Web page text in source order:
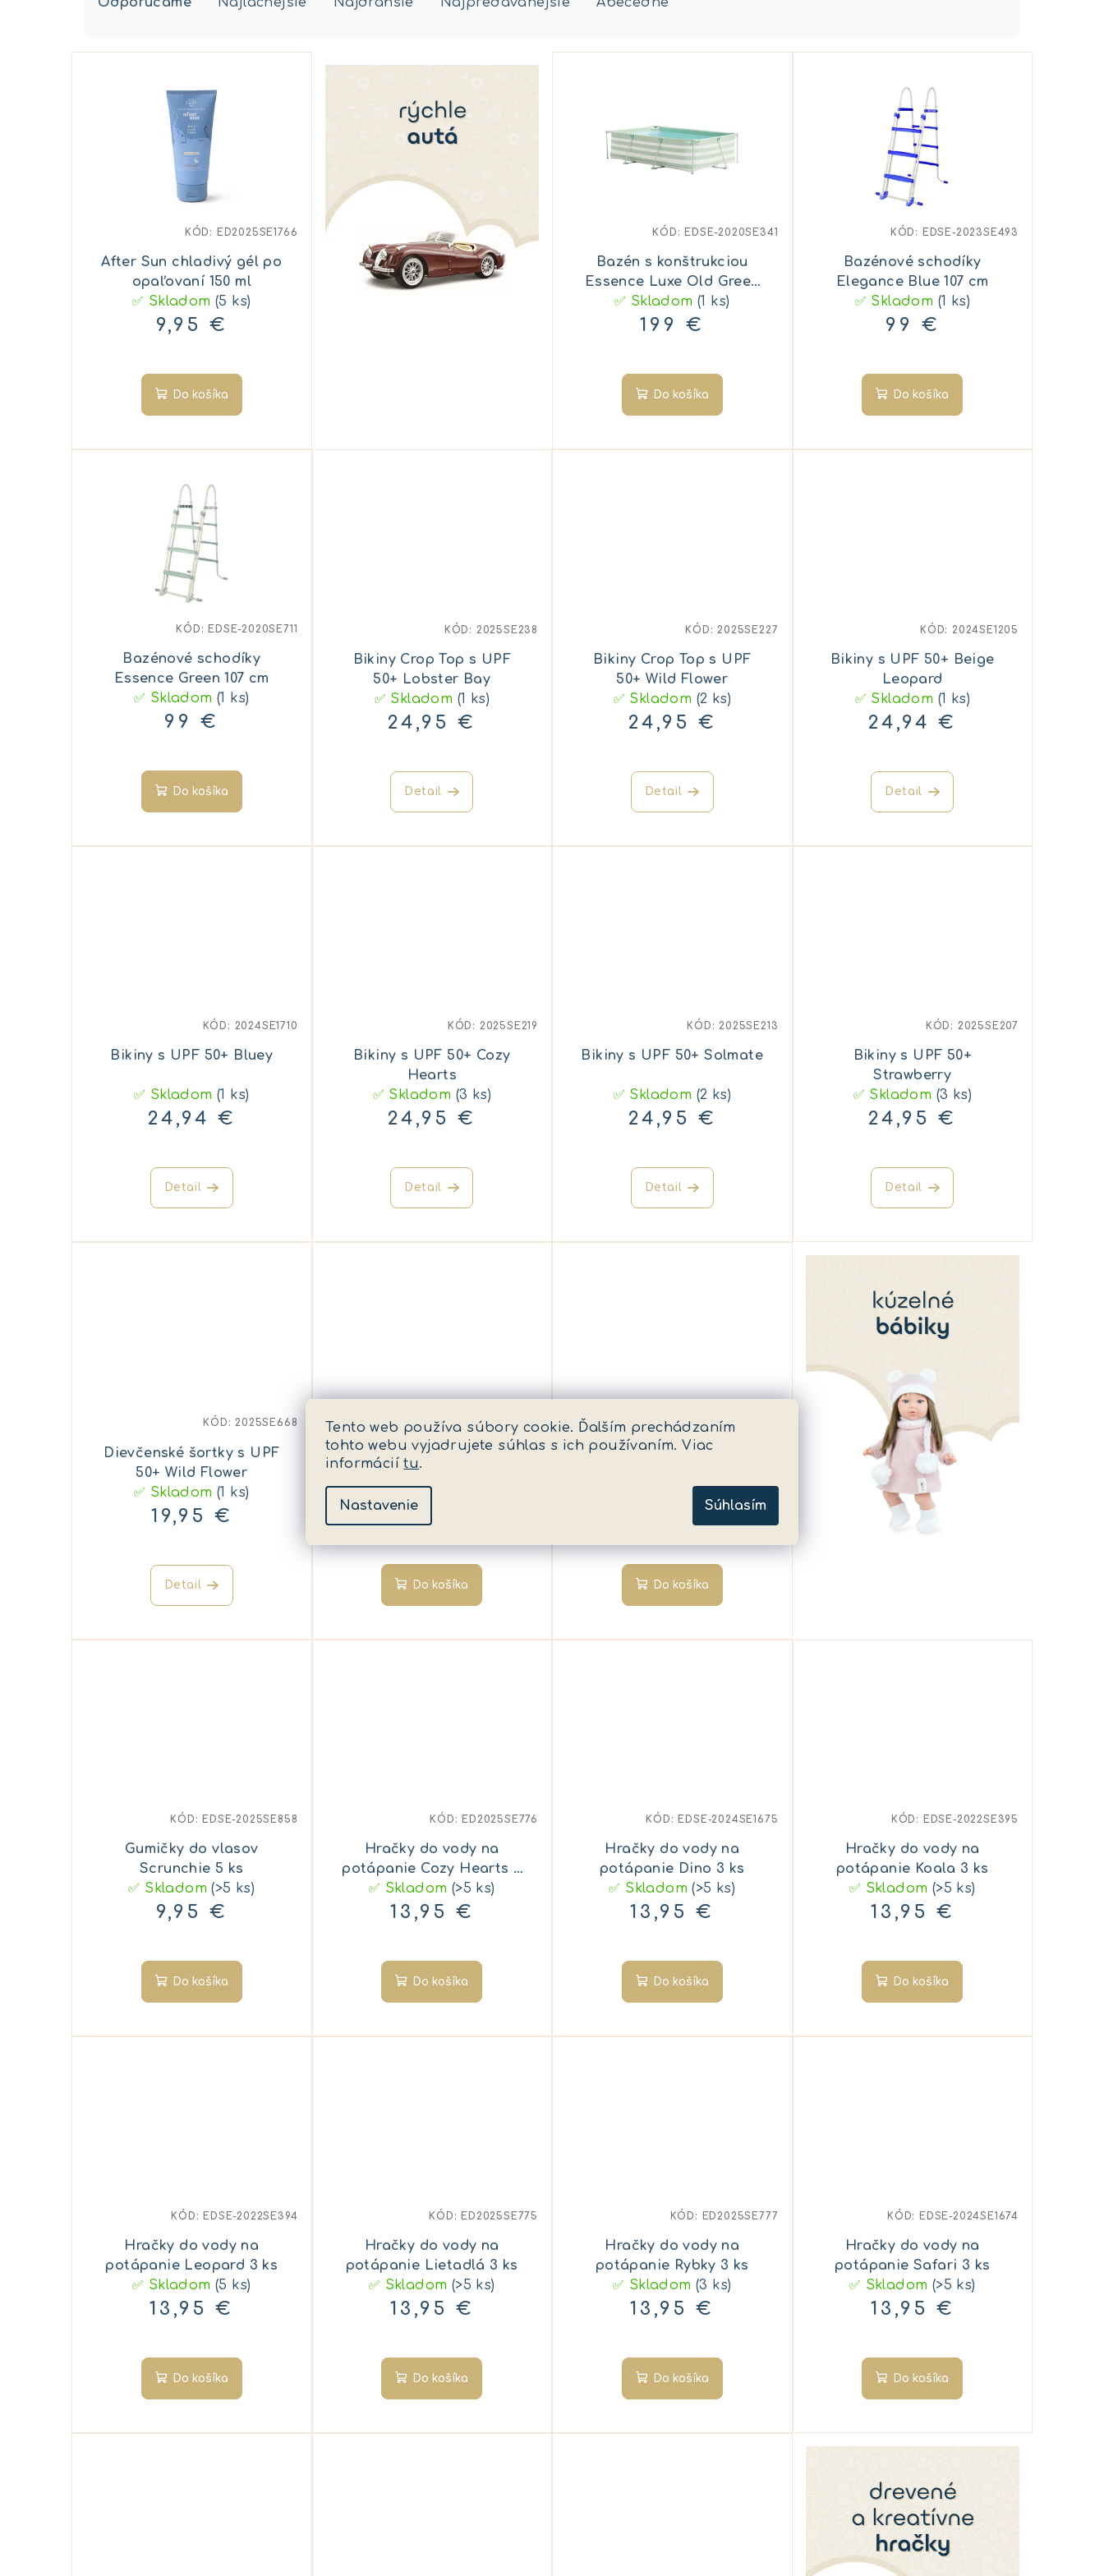
Tento web používa súbory cookie. Ďalším prechádzaním
tohto webu vyjadrujete súhlas s ich používaním. Viac
informáciítu.
Nastavenie Súhlasím
a
o
v
o
After Sun chladivý gél po
opaľovaní 150 ml
✅ Skladom(5 ks)
9,95 €
Do košíka
KÓD: ED2025SE1766
Bazén s konštrukciou
Essence Luxe Old Green
Stripe 300x200x75
✅ Skladom(1 ks)
199 €
Do košíka
KÓD: EDSE-2020SE341
Bazénové schodíky
Elegance Blue 107 cm
✅ Skladom (1 ks)
99 €
Do košíka
KÓD: EDSE-2023SE493
Bazénové schodíky
Essence Green 107 cm
✅ Skladom(1 ks)
99 €
Do košíka
KÓD: EDSE-2020SE711
Bikiny Crop Top s UPF
50+ Lobster Bay
✅ Skladom (1 ks)
24,95 €
Detail
KÓD: 2025SE238
Bikiny Crop Top s UPF
50+ Wild Flower
✅ Skladom (2 ks)
24,95 €
Detail
KÓD: 2025SE227
Bikiny s UPF 50+ Beige
Leopard
✅ Skladom (1 ks)
24,94 €
Detail
KÓD: 2024SE1205
Bikiny s UPF 50+ Bluey
✅ Skladom(1 ks)
24,94 €
Detail
KÓD: 2024SE1710
Bikiny s UPF 50+ Cozy
Hearts
✅ Skladom (3 ks)
24,95 €
Detail
KÓD: 2025SE219
Bikiny s UPF 50+ Solmate
✅ Skladom (2 ks)
24,95 €
Detail
KÓD: 2025SE213
Bikiny s UPF 50+
Strawberry
✅ Skladom (3 ks)
24,95 €
Detail
KÓD: 2025SE207
Dievčenské šortky s UPF
50+ Wild Flower
✅ Skladom(1 ks)
19,95 €
Detail
KÓD: 2025SE668
Doska na plávanie pre
deti Strawberry
✅ Skladom
15,95 €
Do košíka
KÓD: ED2025SE719
Doska na plávanie pre
(>5 ks)
15,95 €
Do košíka
KÓD:ED2025SE718
Gumičky do vlasov
Scrunchie 5 ks
✅ Skladom(>5 ks)
9,95 €
Do košíka
KÓD: EDSE-2025SE858
Hračky do vody na
potápanie Cozy Hearts 3
ks
✅ Skladom (>5 ks)
13,95 €
Do košíka
KÓD: ED2025SE776
Hračky do vody na
potápanie Dino 3 ks
✅ Skladom(>5 ks)
13,95 €
Do košíka
KÓD: EDSE-2024SE1675
Hračky do vody na
potápanie Koala 3 ks
✅ Skladom (>5 ks)
13,95 €
Do košíka
KÓD: EDSE-2022SE395
Hračky do vody na
potápanie Leopard 3 ks
✅ Skladom(5 ks)
13,95 €
Do košíka
KÓD: EDSE-2022SE394
Hračky do vody na
potápanie Lietadlá 3 ks
✅ Skladom (>5 ks)
13,95 €
Do košíka
KÓD: ED2025SE775
Hračky do vody na
potápanie Rybky 3 ks
✅ Skladom(3 ks)
13,95 €
Do košíka
KÓD: ED2025SE777
Hračky do vody na
potápanie Safari 3 ks
✅ Skladom (>5 ks)
13,95 €
Do košíka
KÓD: EDSE-2024SE1674